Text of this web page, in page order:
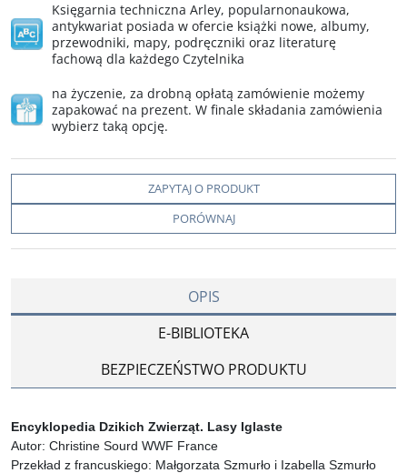
Księgarnia techniczna Arley, popularnonaukowa,
antykwariat posiada w ofercie książki nowe, albumy,
przewodniki, mapy, podręczniki oraz literaturę
fachową dla każdego Czytelnika
na życzenie, za drobną opłatą zamówienie możemy
zapakować na prezent. W finale składania zamówienia
wybierz taką opcję.
ZAPYTAJ O PRODUKT
PORÓWNAJ
OPIS
E-BIBLIOTEKA
BEZPIECZEŃSTWO PRODUKTU
Encyklopedia Dzikich Zwierząt. Lasy Iglaste
Autor: Christine Sourd WWF France
Przekład z francuskiego: Małgorzata Szmurło i Izabella Szmurło